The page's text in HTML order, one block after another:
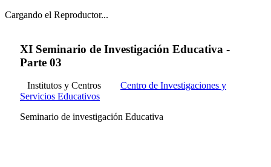
Cargando el Reproductor...
XI Seminario de Investigación Educativa -
Parte 03
Institutos y Centros
Centro de Investigaciones y
Servicios Educativos
Seminario de investigación Educativa